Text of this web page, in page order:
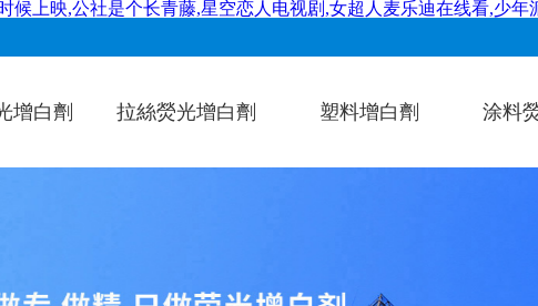
上映,公社是个长青藤,星空恋人电视剧,女超人麦乐迪在线看,少
增白劑 拉絲熒光增白劑 塑料增白劑 涂料